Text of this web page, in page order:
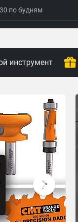
по будням
инструмент